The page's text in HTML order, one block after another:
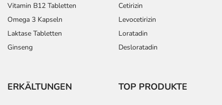
Vitamin B12 Tabletten
Omega 3 Kapseln
Laktase Tabletten
Ginseng
Cetirizin
Levocetirizin
Loratadin
Desloratadin
ERKÄLTUNGEN TOP PRODUKTE